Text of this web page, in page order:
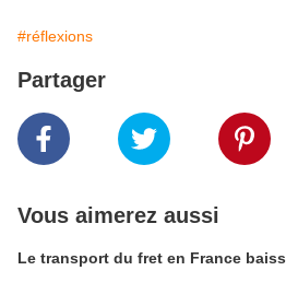
#réflexions
Partager
Vous aimerez aussi
Le transport du fret en France